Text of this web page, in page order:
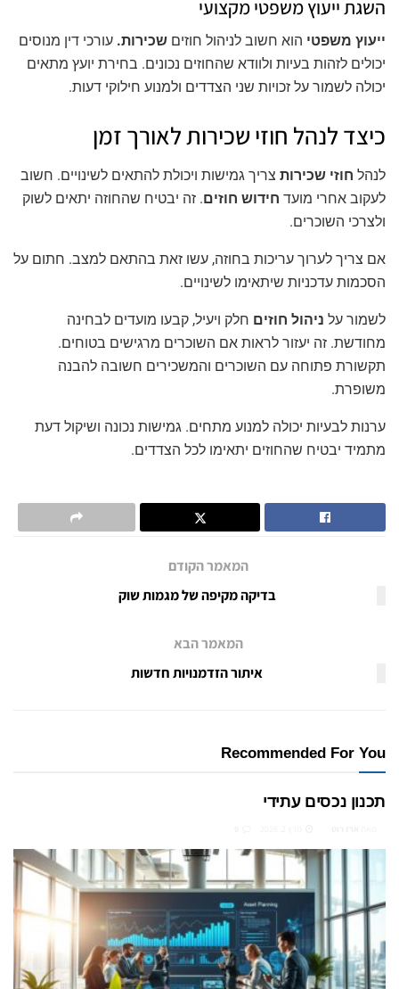
השגת ייעוץ משפטי מקצועי
ייעוץ משפטי הוא חשוב לניהול חוזים שכירות. עורכי דין מנוסים
יכולים לזהות בעיות ולוודא שהחוזים נכונים. בחירת יועץ מתאים
יכולה לשמור על זכויות שני הצדדים ולמנוע חילוקי דעות.
כיצד לנהל חוזי שכירות לאורך זמן
לנהל חוזי שכירות צריך גמישות ויכולת להתאים לשינויים. חשוב
לעקוב אחרי מועד חידוש חוזים. זה יבטיח שהחוזה יתאים לשוק
ולצרכי השוכרים.
אם צריך לערוך עריכות בחוזה, עשו זאת בהתאם למצב. חתום על
הסכמות עדכניות שיתאימו לשינויים.
לשמור על ניהול חוזים חלק ויעיל, קבעו מועדים לבחינה
מחודשת. זה יעזור לראות אם השוכרים מרגישים בטוחים.
תקשורת פתוחה עם השוכרים והמשכירים חשובה להבנה
משופרת.
ערנות לבעיות יכולה למנוע מתחים. גמישות נכונה ושיקול דעת
מתמיד יבטיח שהחוזים יתאימו לכל הצדדים.
המאמר הקודם
בדיקה מקיפה של מגמות שוק
המאמר הבא
איתור הזדמנויות חדשות
Recommended For You
תכנון נכסים עתידי